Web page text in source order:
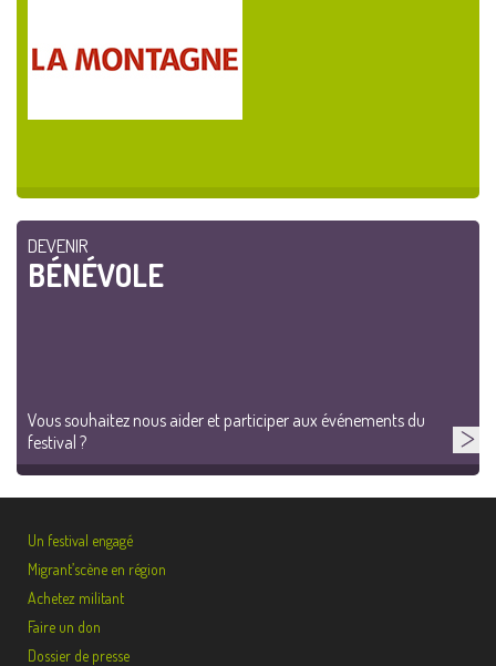
DEVENIR
BÉNÉVOLE
Vous souhaitez nous aider et participer aux événements du
festival ?
Un festival engagé
Migrant’scène en région
Achetez militant
Faire un don
Dossier de presse